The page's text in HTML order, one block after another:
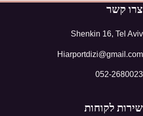
צרו קשר
Shenkin 16, Tel Aviv
Hiarportdizi@gmail.com
052-2680023
שירות לקוחות